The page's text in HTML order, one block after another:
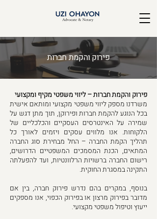
פירוק והקמת חברות
פירוק והקמת חברות – ליווי משפטי מקיף ומקצועי
משרדנו מספק ליווי משפטי מקצועי ומותאם אישית
בכל הנוגע להקמת חברות ופירוקן, תוך מתן דגש על
שמירה על האינטרסים העסקיים והכלכליים של
הלקוחות. אנו מלווים עסקים ויזמים לאורך כל
תהליך הקמת החברה – החל מבחירת סוג החברה
המתאים, הכנת המסמכים המשפטיים הדרושים,
רישום החברה ברשויות הרלוונטיות, ועד להפעלתה
התקינה במסגרת החוקית.
בנוסף, במקרים בהם נדרש פירוק חברה, בין אם
מדובר בפירוק מרצון או בפירוק הכפוי, אנו מספקים
ייעוץ וטיפול משפטי מקצועי.